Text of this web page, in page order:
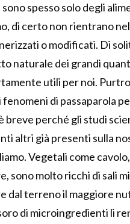
spesso solo degli
di certo non rientrano
o modificati. Di
naturale dei grandi
utili per noi.
fenomeni di passaparola
perché gli studi
altri già presenti sulla
Vegetali come
sono molto ricchi di sali
dal terreno il maggiore
di microingredienti li